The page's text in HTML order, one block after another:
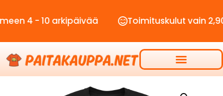
- 10 arkipäivää Toimituskulut vain 2,90€